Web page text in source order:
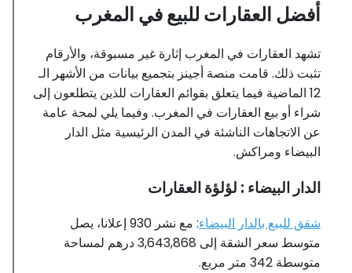
أفضل العقارات للبيع في المغرب
تشهد العقارات في المغرب إثارة غير مسبوقة، والأرقام
تثبت ذلك. قامت منصة أجينز بتجميع بيانات من الأشهر الـ
12 الماضية فيما يتعلق بقوائم العقارات للذين يتطلعون إلى
شراء أو بيع العقارات في المغرب. وفيما يلي لمحة عامة
عن الاتجاهات الناشئة في المدن الرئيسية مثل الدار
البيضاء ومراكش.
الدار البيضاء : لؤلؤة العقارات
شقق للبيع بالدار البيضاء
: مع نشر 930 إعلانا، يصل
متوسط ​​سعر الشقة إلى 3,643,868 درهم لمساحة
متوسطة 342 متر مربع.